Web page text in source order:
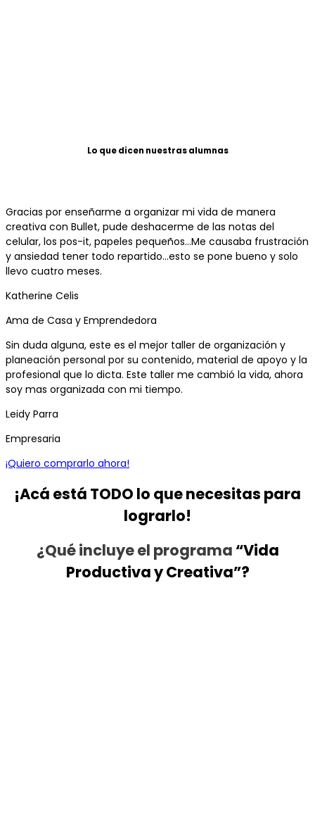
Lo que dicen nuestras alumnas
Gracias por enseñarme a organizar mi vida de manera
creativa con Bullet, pude deshacerme de las notas del
celular, los pos-it, papeles pequeños…Me causaba frustración
y ansiedad tener todo repartido…esto se pone bueno y solo
llevo cuatro meses.
Katherine Celis
Ama de Casa y Emprendedora
Sin duda alguna, este es el mejor taller de organización y
planeación personal por su contenido, material de apoyo y la
profesional que lo dicta. Este taller me cambió la vida, ahora
soy mas organizada con mi tiempo.
Leidy Parra
Empresaria
¡Quiero comprarlo ahora!
¡Acá está TODO lo que necesitas para
lograrlo!
¿Qué incluye el programa “Vida
Productiva y Creativa”?